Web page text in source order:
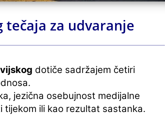
za udvaranje
dotiče sadržajem četiri
jezična osebujnost medijalne
tijekom ili kao rezultat sastanka.